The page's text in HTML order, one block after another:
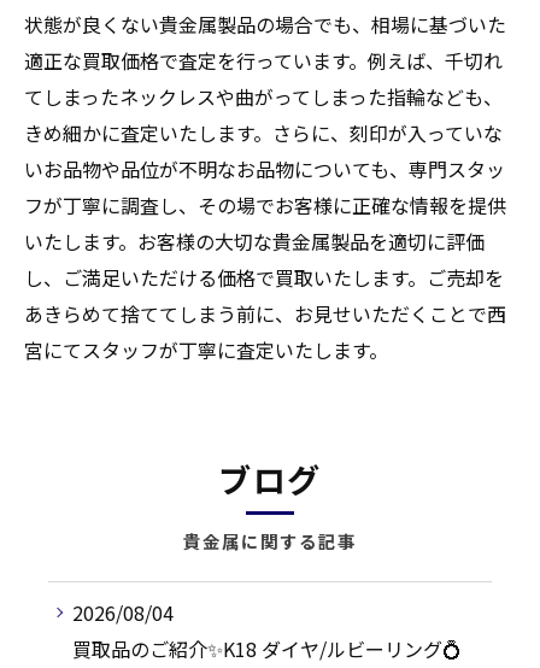
状態が良くない貴金属製品の場合でも、相場に基づいた
適正な買取価格で査定を行っています。例えば、千切れ
てしまったネックレスや曲がってしまった指輪なども、
きめ細かに査定いたします。さらに、刻印が入っていな
いお品物や品位が不明なお品物についても、専門スタッ
フが丁寧に調査し、その場でお客様に正確な情報を提供
いたします。お客様の大切な貴金属製品を適切に評価
し、ご満足いただける価格で買取いたします。ご売却を
あきらめて捨ててしまう前に、お見せいただくことで西
宮にてスタッフが丁寧に査定いたします。
ブログ
貴金属に関する記事
2026/08/04
買取品のご紹介✨️K18 ダイヤ/ルビーリング💍